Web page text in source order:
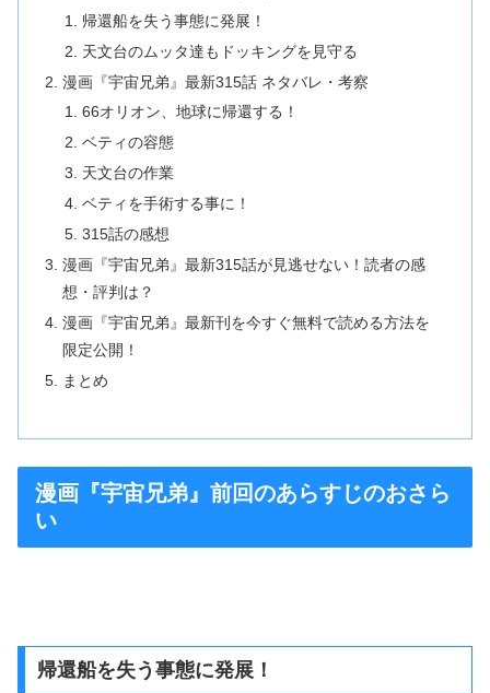
帰還船を失う事態に発展！
天文台のムッタ達もドッキングを見守る
漫画『宇宙兄弟』最新315話 ネタバレ・考察
66オリオン、地球に帰還する！
ベティの容態
天文台の作業
ベティを手術する事に！
315話の感想
漫画『宇宙兄弟』最新315話が見逃せない！読者の感
想・評判は？
漫画『宇宙兄弟』最新刊を今すぐ無料で読める方法を
限定公開！
まとめ
漫画『宇宙兄弟』前回のあらすじのおさら
い
帰還船を失う事態に発展！